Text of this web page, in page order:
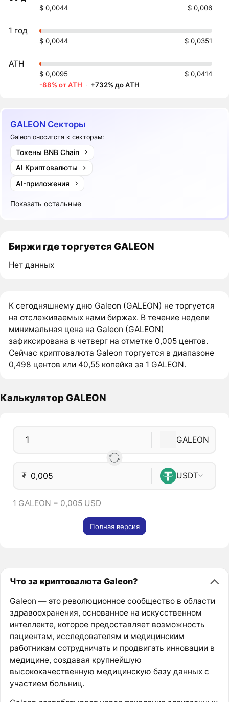
$ 0,0044 $ 0,006
1 год
$ 0,0044 $ 0,0351
ATH
$ 0,0095
$ 0,0414
-88% от ATH · +732% до ATH
GALEON Секторы
Galeon оноситстя к секторам:
Токены BNB Chain
AI Криптовалюты
AI-приложения
Показать остальные
Биржи где торгуется GALEON
Нет данных
К сегодняшнему дню Galeon (GALEON) не торгуется
на отслеживаемых нами биржах. В течение недели
минимальная цена на Galeon (GALEON)
зафиксирована в четверг на отметке 0,005 центов.
Сейчас криптовалюта Galeon торгуется в диапазоне
0,498 центов или 40,55 копейка за 1 GALEON.
Калькулятор GALEON
GALEON
₮ USDT
1 GALEON = 0,005 USD
Полная версия
Что за криптовалюта Galeon?
Galeon — это революционное сообщество в области
здравоохранения, основанное на искусственном
интеллекте, которое предоставляет возможность
пациентам, исследователям и медицинским
работникам сотрудничать и продвигать инновации в
медицине, создавая крупнейшую
высококачественную медицинскую базу данных с
участием больниц.